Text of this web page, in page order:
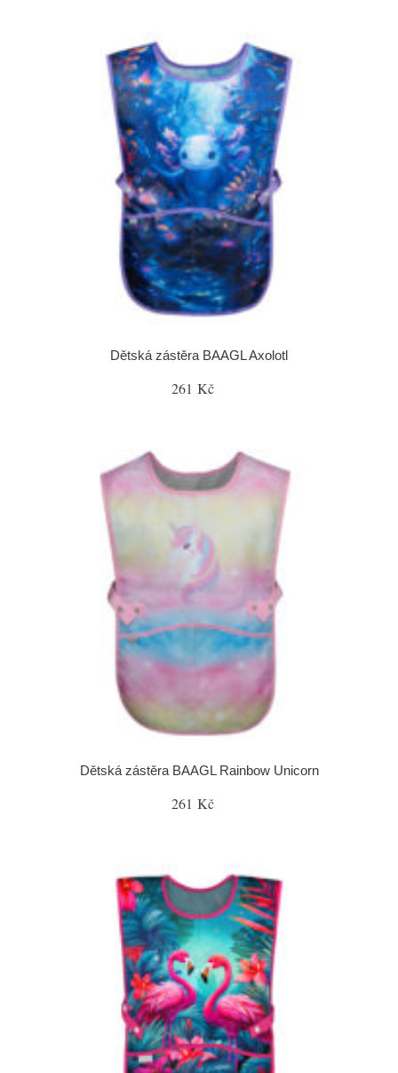
Dětská zástěra BAAGL Axolotl
261 Kč
Dětská zástěra BAAGL Rainbow Unicorn
261 Kč